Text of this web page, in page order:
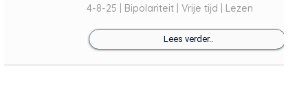
4-8-25 | Bipolariteit | Vrije tijd | Lezen
Lees verder..